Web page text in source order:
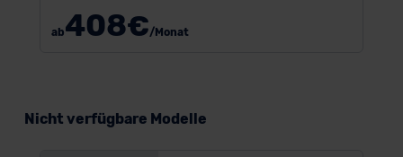
ab408€/Monat
Nicht verfügbare Modelle